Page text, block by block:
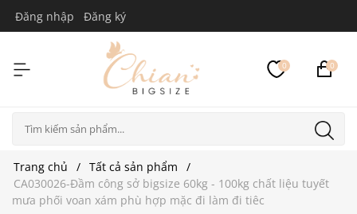
Đăng nhập Đăng ký
0 0
Trang chủ
Tất cả sản phẩm
CA030026-Đầm công sở bigsize 60kg - 100kg chất liệu tuyết
mưa phối voan xám phù hợp mặc đi làm đi tiêc